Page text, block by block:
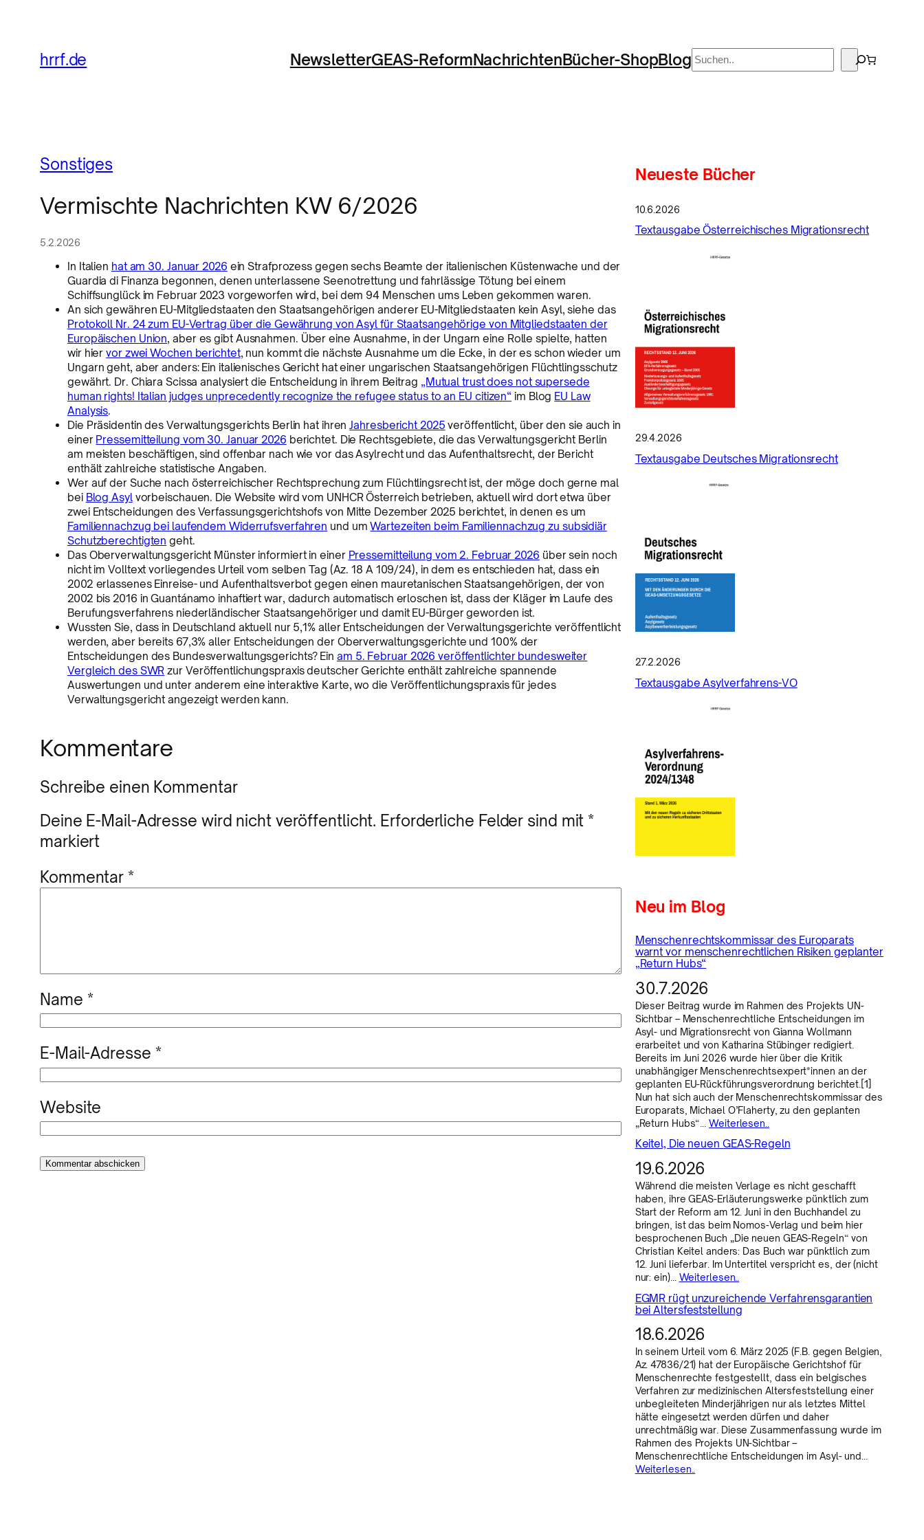
hrrf.de NewsletterGEAS-ReformNachrichtenBücher-ShopBlog Suchen
Sonstiges
Vermischte Nachrichten KW 6/2026
5.2.2026
In Italien hat am 30. Januar 2026 ein Strafprozess gegen sechs Beamte der italienischen Küstenwache und der
Guardia di Finanza begonnen, denen unterlassene Seenotrettung und fahrlässige Tötung bei einem
Schiffsunglück im Februar 2023 vorgeworfen wird, bei dem 94 Menschen ums Leben gekommen waren.
An sich gewähren EU-Mitgliedstaaten den Staatsangehörigen anderer EU-Mitgliedstaaten kein Asyl, siehe das
Protokoll Nr. 24 zum EU-Vertrag über die Gewährung von Asyl für Staatsangehörige von Mitgliedstaaten der
Europäischen Union, aber es gibt Ausnahmen. Über eine Ausnahme, in der Ungarn eine Rolle spielte, hatten
wir hiervor zwei Wochen berichtet, nun kommt die nächste Ausnahme um die Ecke, in der es schon wieder um
Ungarn geht, aber anders: Ein italienisches Gericht hat einer ungarischen Staatsangehörigen Flüchtlingsschutz
gewährt. Dr. Chiara Scissa analysiert die Entscheidung in ihrem Beitrag „Mutual trust does not supersede
human rights! Italian judges unprecedently recognize the refugee status to an EU citizen“ im Blog EU Law
Analysis.
Die Präsidentin des Verwaltungsgerichts Berlin hat ihrenJahresbericht 2025 veröffentlicht, über den sie auch in
einer Pressemitteilung vom 30. Januar 2026 berichtet. Die Rechtsgebiete, die das Verwaltungsgericht Berlin
am meisten beschäftigen, sind offenbar nach wie vor das Asylrecht und das Aufenthaltsrecht, der Bericht
enthält zahlreiche statistische Angaben.
Wer auf der Suche nach österreichischer Rechtsprechung zum Flüchtlingsrecht ist, der möge doch gerne mal
bei Blog Asylvorbeischauen. Die Website wird vom UNHCR Österreich betrieben, aktuell wird dort etwa über
zwei Entscheidungen des Verfassungsgerichtshofs von Mitte Dezember 2025 berichtet, in denen es um
Familiennachzug bei laufendem Widerrufsverfahren und umWartezeiten beim Familiennachzug zu subsidiär
Schutzberechtigten geht.
Das Oberverwaltungsgericht Münster informiert in einer Pressemitteilung vom 2. Februar 2026 über sein noch
nicht im Volltext vorliegendes Urteil vom selben Tag (Az. 18 A 109/24), in dem es entschieden hat, dass ein
2002 erlassenes Einreise- und Aufenthaltsverbot gegen einen mauretanischen Staatsangehörigen, der von
2002 bis 2016 in Guantánamo inhaftiert war, dadurch automatisch erloschen ist, dass der Kläger im Laufe des
Berufungsverfahrens niederländischer Staatsangehöriger und damit EU-Bürger geworden ist.
Wussten Sie, dass in Deutschland aktuell nur 5,1% aller Entscheidungen der Verwaltungsgerichte veröffentlicht
werden, aber bereits 67,3% aller Entscheidungen der Oberverwaltungsgerichte und 100% der
Entscheidungen des Bundesverwaltungsgerichts? Ein am 5. Februar 2026 veröffentlichter bundesweiter
Vergleich des SWR zur Veröffentlichungspraxis deutscher Gerichte enthält zahlreiche spannende
Auswertungen und unter anderem eine interaktive Karte, wo die Veröffentlichungspraxis für jedes
Verwaltungsgericht angezeigt werden kann.
Kommentare
Schreibe einen Kommentar
Deine E-Mail-Adresse wird nicht veröffentlicht. Erforderliche Felder sind mit *
markiert
Kommentar *
Name *
E-Mail-Adresse *
Website
Neueste Bücher
10.6.2026
Textausgabe Österreichisches Migrationsrecht
29.4.2026
Textausgabe Deutsches Migrationsrecht
27.2.2026
Textausgabe Asylverfahrens-VO
Neu im Blog
Menschenrechtskommissar des Europarats
warnt vor menschenrechtlichen Risiken geplanter
„Return Hubs“
30.7.2026
Dieser Beitrag wurde im Rahmen des Projekts UN-
Sichtbar – Menschenrechtliche Entscheidungen im
Asyl- und Migrationsrecht von Gianna Wollmann
erarbeitet und von Katharina Stübinger redigiert.
Bereits im Juni 2026 wurde hier über die Kritik
unabhängiger Menschenrechtsexpert*innen an der
geplanten EU-Rückführungsverordnung berichtet.[1]
Nun hat sich auch der Menschenrechtskommissar des
Europarats, Michael O’Flaherty, zu den geplanten
„Return Hubs“…Weiterlesen..
Keitel, Die neuen GEAS-Regeln
19.6.2026
Während die meisten Verlage es nicht geschafft
haben, ihre GEAS-Erläuterungswerke pünktlich zum
Start der Reform am 12. Juni in den Buchhandel zu
bringen, ist das beim Nomos-Verlag und beim hier
besprochenen Buch „Die neuen GEAS-Regeln“ von
Christian Keitel anders: Das Buch war pünktlich zum
12. Juni lieferbar. Im Untertitel verspricht es, der (nicht
nur: ein)… Weiterlesen..
EGMR rügt unzureichende Verfahrensgarantien
bei Altersfeststellung
18.6.2026
In seinem Urteil vom 6. März 2025 (F.B. gegen Belgien,
Az. 47836/21) hat der Europäische Gerichtshof für
Menschenrechte festgestellt, dass ein belgisches
Verfahren zur medizinischen Altersfeststellung einer
unbegleiteten Minderjährigen nur als letztes Mittel
hätte eingesetzt werden dürfen und daher
unrechtmäßig war. Diese Zusammenfassung wurde im
Rahmen des Projekts UN-Sichtbar –
Menschenrechtliche Entscheidungen im Asyl- und…
Weiterlesen..